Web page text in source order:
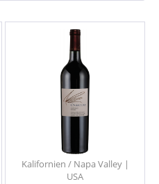
Kalifornien / Napa Valley |
USA